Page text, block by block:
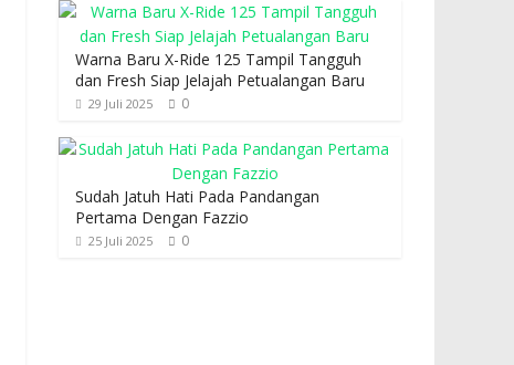
Warna Baru X-Ride 125 Tampil Tangguh
dan Fresh Siap Jelajah Petualangan Baru
29 Juli 2025 0
Sudah Jatuh Hati Pada Pandangan
Pertama Dengan Fazzio
25 Juli 2025 0